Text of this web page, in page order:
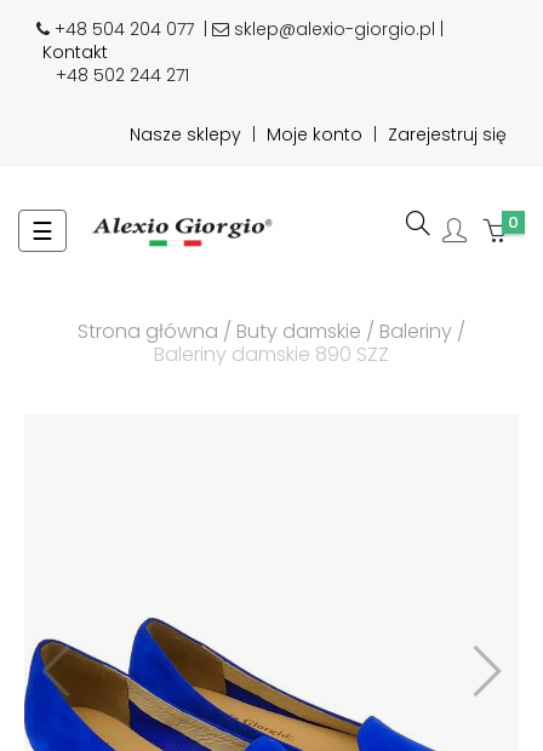
+48 504 204 077
sklep@alexio-giorgio.pl |
Kontakt
+48 502 244 271
Nasze sklepy Moje konto Zarejestruj się
Toggle
navigation
☰ 0
Strona główna Buty damskie
Baleriny
Baleriny damskie 890 SZZ